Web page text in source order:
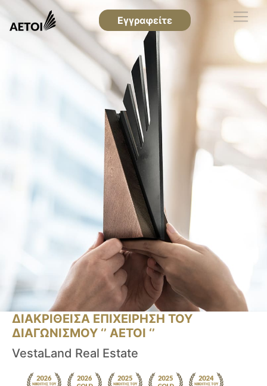
Εγγραφείτε
ΔΙΑΚΡΙΘΕΙΣΑ ΕΠΙΧΕΙΡΗΣΗ ΤΟΥ
ΔΙΑΓΩΝΙΣΜΟΥ ‘’ ΑΕΤΟΙ ‘’
VestaLand Real Estate